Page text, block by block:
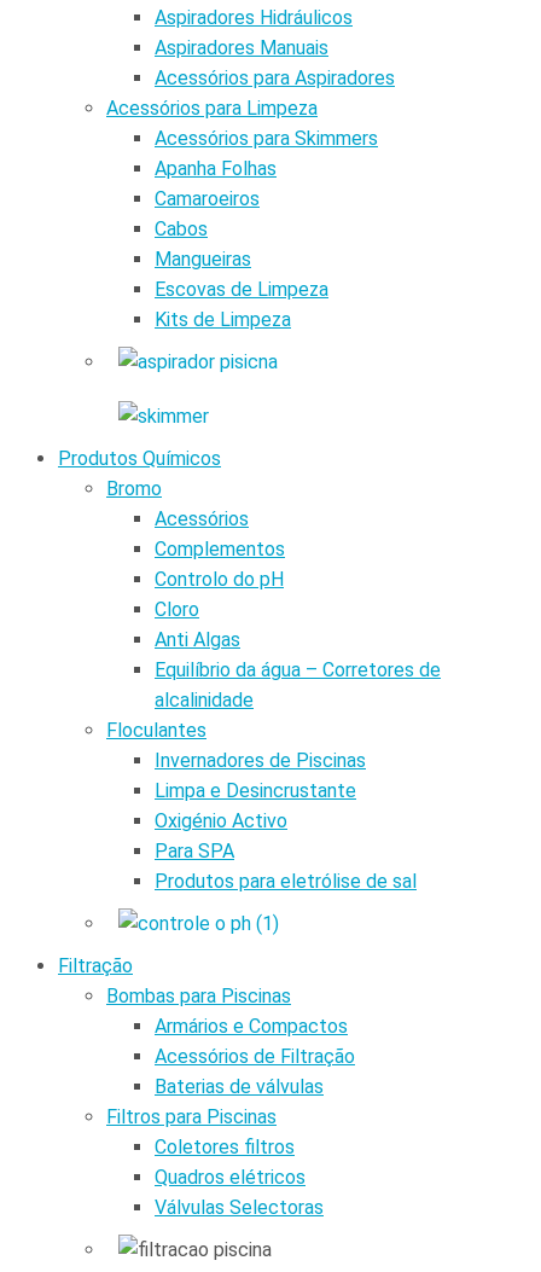
Aspiradores Hidráulicos
Aspiradores Manuais
Acessórios para Aspiradores
Acessórios para Limpeza
Acessórios para Skimmers
Apanha Folhas
Camaroeiros
Cabos
Mangueiras
Escovas de Limpeza
Kits de Limpeza
Produtos Químicos
Bromo
Acessórios
Complementos
Controlo do pH
Cloro
Anti Algas
Equilíbrio da água – Corretores de
alcalinidade
Floculantes
Invernadores de Piscinas
Limpa e Desincrustante
Oxigénio Activo
Para SPA
Produtos para eletrólise de sal
Filtração
Bombas para Piscinas
Armários e Compactos
Acessórios de Filtração
Baterias de válvulas
Filtros para Piscinas
Coletores filtros
Quadros elétricos
Válvulas Selectoras